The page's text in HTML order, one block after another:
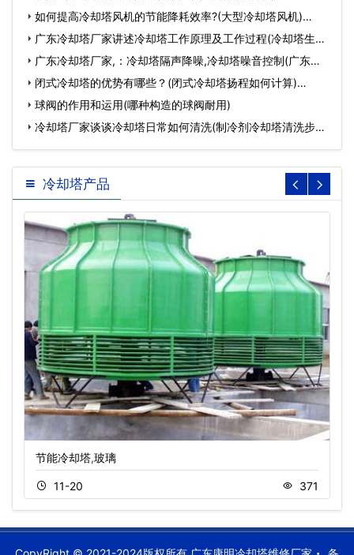
如何提高冷却塔风机的节能降耗效率?(大型冷却塔风机)…
广东冷却塔厂家讲述冷却塔工作原理及工作过程(冷却塔生产
定…广东冷却塔厂家,：冷却塔隔声降噪,冷却塔噪音控制(广东冷
却塔…
闭式冷却塔的优势有哪些？(闭式冷却塔扬程如何计算)…
球阀的作用和运用(哪种构造的球阀耐用)
冷却塔厂家谈谈冷却塔日常如何清洗(制冷剂冷却塔清洗步骤)
…
冷却塔产品
节能冷却塔,玻璃
11-20 371